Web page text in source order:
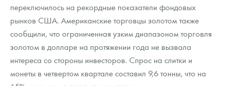
переключилось на рекордные показатели фондовых
рынков США. Американские торговцы золотом также
сообщили, что ограниченная узким диапазоном торговля
золотом в долларе на протяжении года не вызвала
интереса со стороны инвесторов. Спрос на слитки и
монеты в четвертом квартале составил 9,6 тонны, что на